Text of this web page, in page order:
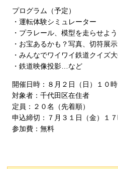
プログラム（予定）
・運転体験シミュレーター
・プラレール、模型を走らせよう
・お宝あるかも？写真、切符展示
・みんなでワイワイ鉄道クイズ大
・鉄道映像投影…など
開催日時：８月２日（日）１０
対象者：千代田区在住者
定員：２０名（先着順）
申込締切：７月３１日（金）１
参加費：無料